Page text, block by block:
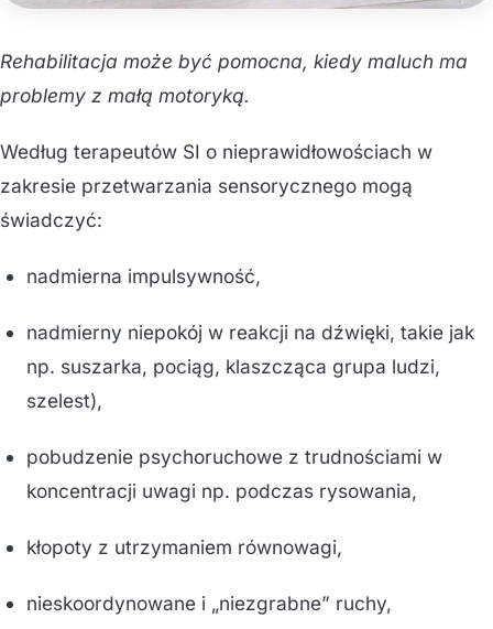
Rehabilitacja może być pomocna, kiedy maluch ma
problemy z małą motoryką.
Według terapeutów SI o nieprawidłowościach w
zakresie przetwarzania sensorycznego mogą
świadczyć:
nadmierna impulsywność,
nadmierny niepokój w reakcji na dźwięki, takie jak
np. suszarka, pociąg, klaszcząca grupa ludzi,
szelest),
pobudzenie psychoruchowe z trudnościami w
koncentracji uwagi np. podczas rysowania,
kłopoty z utrzymaniem równowagi,
nieskoordynowane i „niezgrabne” ruchy,